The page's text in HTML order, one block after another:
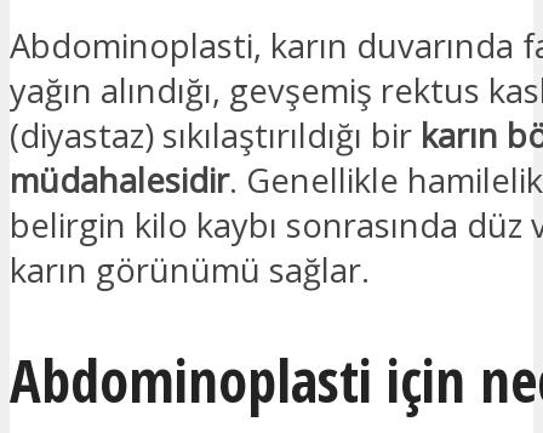
Abdominoplasti, karın duvarında
yağın alındığı, gevşemiş rektus
(diyastaz) sıkılaştırıldığı bir karın
müdahalesidir. Genellikle
belirgin kilo kaybı sonrasında düz
karın görünümü sağlar.
Abdominoplasti için